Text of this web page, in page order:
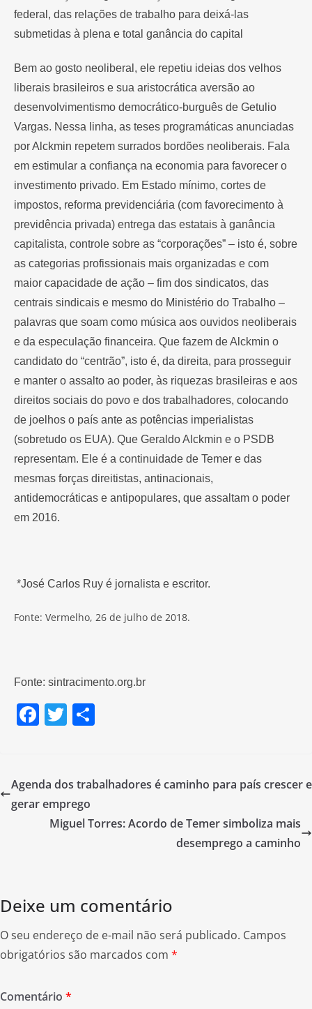
federal, das relações de trabalho para deixá-las
submetidas à plena e total ganância do capital
Bem ao gosto neoliberal, ele repetiu ideias dos velhos
liberais brasileiros e sua aristocrática aversão ao
desenvolvimentismo democrático-burguês de Getulio
Vargas. Nessa linha, as teses programáticas anunciadas
por Alckmin repetem surrados bordões neoliberais. Fala
em estimular a confiança na economia para favorecer o
investimento privado. Em Estado mínimo, cortes de
impostos, reforma previdenciária (com favorecimento à
previdência privada) entrega das estatais à ganância
capitalista, controle sobre as “corporações” – isto é, sobre
as categorias profissionais mais organizadas e com
maior capacidade de ação – fim dos sindicatos, das
centrais sindicais e mesmo do Ministério do Trabalho –
palavras que soam como música aos ouvidos neoliberais
e da especulação financeira. Que fazem de Alckmin o
candidato do “centrão”, isto é, da direita, para prosseguir
e manter o assalto ao poder, às riquezas brasileiras e aos
direitos sociais do povo e dos trabalhadores, colocando
de joelhos o país ante as potências imperialistas
(sobretudo os EUA). Que Geraldo Alckmin e o PSDB
representam. Ele é a continuidade de Temer e das
mesmas forças direitistas, antinacionais,
antidemocráticas e antipopulares, que assaltam o poder
em 2016.
*José Carlos Ruy é jornalista e escritor.
Fonte: Vermelho, 26 de julho de 2018.
Fonte: sintracimento.org.br
F
e
b
o
T
er e
Agenda dos trabalhadores é caminho para país crescer e
gerar emprego
Miguel Torres: Acordo de Temer simboliza mais
desemprego a caminho
Deixe um comentário
O seu endereço de e-mail não será publicado. Campos
obrigatórios são marcados com *
Comentário *